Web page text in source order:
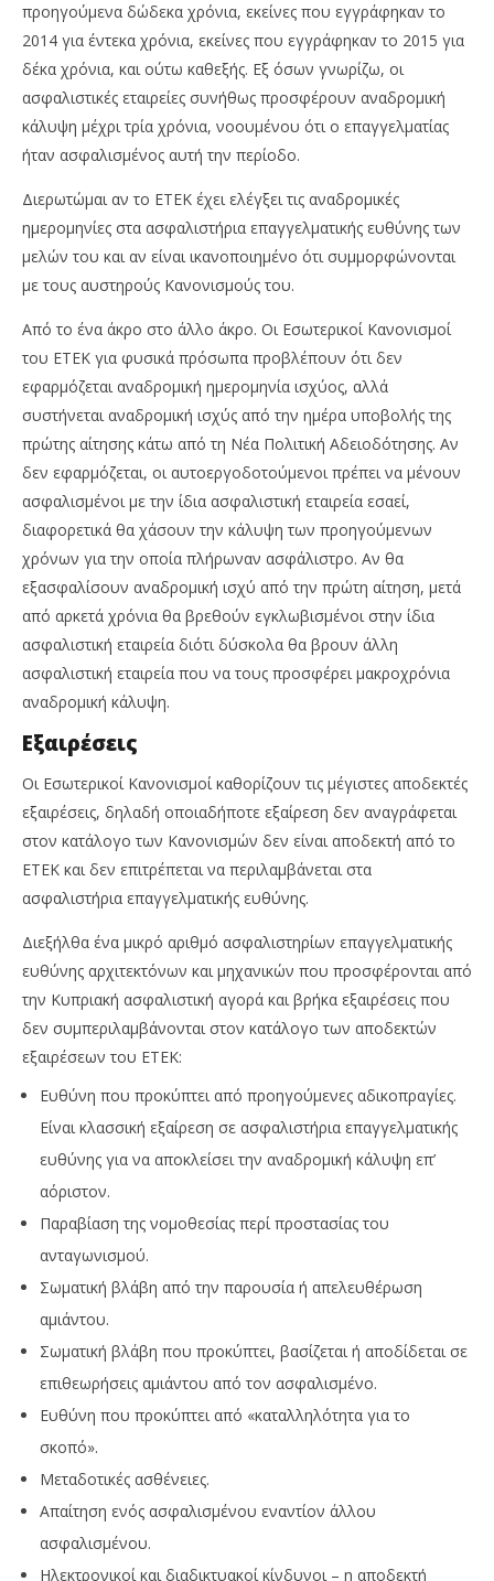
προηγούμενα δώδεκα χρόνια, εκείνες που εγγράφηκαν το
2014 για έντεκα χρόνια, εκείνες που εγγράφηκαν το 2015 για
δέκα χρόνια, και ούτω καθεξής. Εξ όσων γνωρίζω, οι
ασφαλιστικές εταιρείες συνήθως προσφέρουν αναδρομική
κάλυψη μέχρι τρία χρόνια, νοουμένου ότι ο επαγγελματίας
ήταν ασφαλισμένος αυτή την περίοδο.
Διερωτώμαι αν το ΕΤΕΚ έχει ελέγξει τις αναδρομικές
ημερομηνίες στα ασφαλιστήρια επαγγελματικής ευθύνης των
μελών του και αν είναι ικανοποιημένο ότι συμμορφώνονται
με τους αυστηρούς Κανονισμούς του.
Από το ένα άκρο στο άλλο άκρο. Οι Εσωτερικοί Κανονισμοί
του ΕΤΕΚ για φυσικά πρόσωπα προβλέπουν ότι δεν
εφαρμόζεται αναδρομική ημερομηνία ισχύος, αλλά
συστήνεται αναδρομική ισχύς από την ημέρα υποβολής της
πρώτης αίτησης κάτω από τη Νέα Πολιτική Αδειοδότησης. Αν
δεν εφαρμόζεται, οι αυτοεργοδοτούμενοι πρέπει να μένουν
ασφαλισμένοι με την ίδια ασφαλιστική εταιρεία εσαεί,
διαφορετικά θα χάσουν την κάλυψη των προηγούμενων
χρόνων για την οποία πλήρωναν ασφάλιστρο. Αν θα
εξασφαλίσουν αναδρομική ισχύ από την πρώτη αίτηση, μετά
από αρκετά χρόνια θα βρεθούν εγκλωβισμένοι στην ίδια
ασφαλιστική εταιρεία διότι δύσκολα θα βρουν άλλη
ασφαλιστική εταιρεία που να τους προσφέρει μακροχρόνια
αναδρομική κάλυψη.
Εξαιρέσεις
Οι Εσωτερικοί Κανονισμοί καθορίζουν τις μέγιστες αποδεκτές
εξαιρέσεις, δηλαδή οποιαδήποτε εξαίρεση δεν αναγράφεται
στον κατάλογο των Κανονισμών δεν είναι αποδεκτή από το
ΕΤΕΚ και δεν επιτρέπεται να περιλαμβάνεται στα
ασφαλιστήρια επαγγελματικής ευθύνης.
Διεξήλθα ένα μικρό αριθμό ασφαλιστηρίων επαγγελματικής
ευθύνης αρχιτεκτόνων και μηχανικών που προσφέρονται από
την Κυπριακή ασφαλιστική αγορά και βρήκα εξαιρέσεις που
δεν συμπεριλαμβάνονται στον κατάλογο των αποδεκτών
εξαιρέσεων του ΕΤΕΚ:
Ευθύνη που προκύπτει από προηγούμενες αδικοπραγίες.
Είναι κλασσική εξαίρεση σε ασφαλιστήρια επαγγελματικής
ευθύνης για να αποκλείσει την αναδρομική κάλυψη επ’
αόριστον.
Παραβίαση της νομοθεσίας περί προστασίας του
ανταγωνισμού.
Σωματική βλάβη από την παρουσία ή απελευθέρωση
αμιάντου.
Σωματική βλάβη που προκύπτει, βασίζεται ή αποδίδεται σε
επιθεωρήσεις αμιάντου από τον ασφαλισμένο.
Ευθύνη που προκύπτει από «καταλληλότητα για το
σκοπό».
Μεταδοτικές ασθένειες.
Απαίτηση ενός ασφαλισμένου εναντίον άλλου
ασφαλισμένου.
Ηλεκτρονικοί και διαδικτυακοί κίνδυνοι – η αποδεκτή